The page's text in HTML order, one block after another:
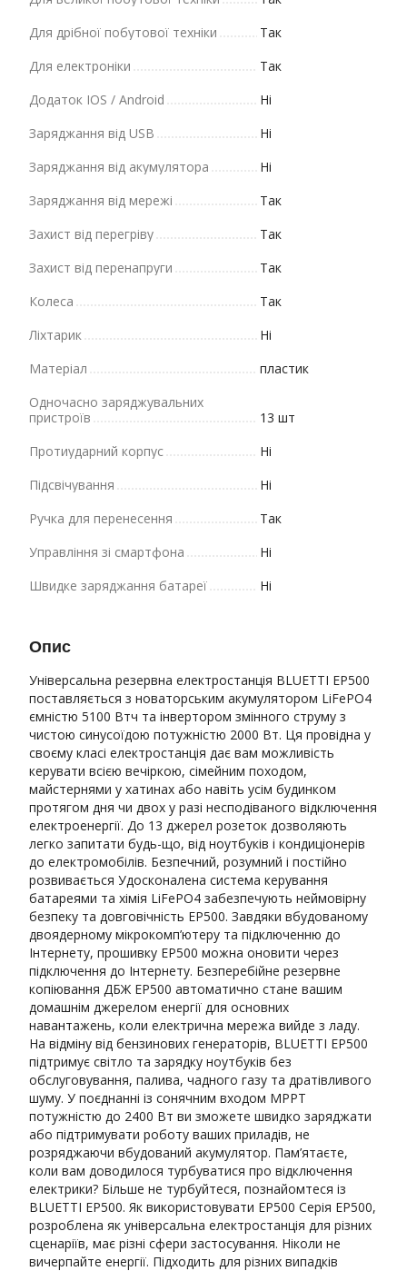
Для дрібної побутової техніки
Так
Для електроніки
Так
Додаток IOS / Android
Ні
Заряджання від USB
Ні
Заряджання від акумулятора
Ні
Заряджання від мережі
Так
Захист від перегріву
Так
Захист від перенапруги
Так
Колеса
Так
Ліхтарик
Ні
Матеріал
пластик
Одночасно заряджувальних
пристроїв
13 шт
Протиударний корпус
Ні
Підсвічування
Ні
Ручка для перенесення
Так
Управління зі смартфона
Ні
Швидке заряджання батареї
Ні
Опис
Універсальна резервна електростанція BLUETTI EP500
поставляється з новаторським акумулятором LiFePO4
ємністю 5100 Втч та інвертором змінного струму з
чистою синусоїдою потужністю 2000 Вт. Ця провідна у
своєму класі електростанція дає вам можливість
керувати всією вечіркою, сімейним походом,
майстернями у хатинах або навіть усім будинком
протягом дня чи двох у разі несподіваного відключення
електроенергії. До 13 джерел розеток дозволяють
легко запитати будь-що, від ноутбуків і кондиціонерів
до електромобілів. Безпечний, розумний і постійно
розвивається Удосконалена система керування
батареями та хімія LiFePO4 забезпечують неймовірну
безпеку та довговічність EP500. Завдяки вбудованому
двоядерному мікрокомп’ютеру та підключенню до
Інтернету, прошивку EP500 можна оновити через
підключення до Інтернету. Безперебійне резервне
копіювання ДБЖ EP500 автоматично стане вашим
домашнім джерелом енергії для основних
навантажень, коли електрична мережа вийде з ладу.
На відміну від бензинових генераторів, BLUETTI EP500
підтримує світло та зарядку ноутбуків без
обслуговування, палива, чадного газу та дратівливого
шуму. У поєднанні із сонячним входом MPPT
потужністю до 2400 Вт ви зможете швидко заряджати
або підтримувати роботу ваших приладів, не
розряджаючи вбудований акумулятор. Пам’ятаєте,
коли вам доводилося турбуватися про відключення
електрики? Більше не турбуйтеся, познайомтеся із
BLUETTI EP500. Як використовувати EP500 Серія EP500,
розроблена як універсальна електростанція для різних
сценаріїв, має різні сфери застосування. Ніколи не
вичерпайте енергії. Підходить для різних випадків